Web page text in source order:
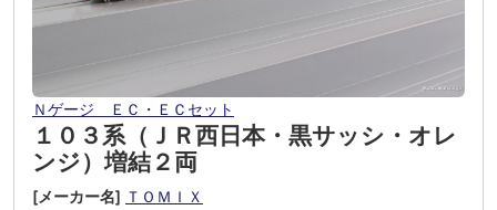
Ｎゲージ ＥＣ・ＥＣセット
１０３系（ＪＲ西日本・黒サッシ・オレ
ンジ）増結２両
[メーカー名] ＴＯＭＩＸ